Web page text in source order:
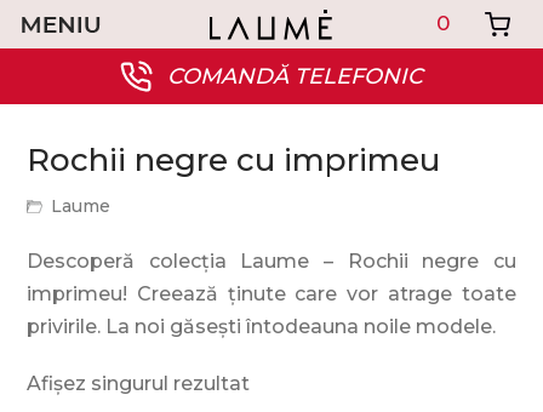
COMANDĂ TELEFONIC
0
Rochii negre cu imprimeu
Laume
Descoperă colecția Laume – Rochii negre cu
imprimeu! Creează ținute care vor atrage toate
privirile. La noi găsești întodeauna noile modele.
Afișez singurul rezultat